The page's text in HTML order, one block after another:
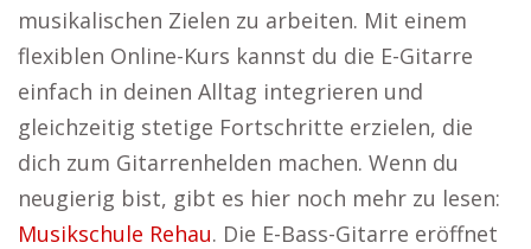
musikalischen Zielen zu arbeiten. Mit einem
flexiblen Online-Kurs kannst du die E-Gitarre
einfach in deinen Alltag integrieren und
gleichzeitig stetige Fortschritte erzielen, die
dich zum Gitarrenhelden machen. Wenn du
neugierig bist, gibt es hier noch mehr zu lesen:
Musikschule Rehau. Die E-Bass-Gitarre eröffnet